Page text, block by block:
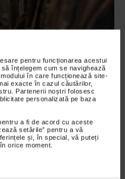
pentru funcționarea acestui
înțelegem cum se navighează
în care funcționează site-
exacte în cazul căutărilor,
Partenerii noștri folosesc
personalizată pe baza
a fi de acord cu aceste
setările” pentru a vă
și, în special, vă puteți
orice moment.